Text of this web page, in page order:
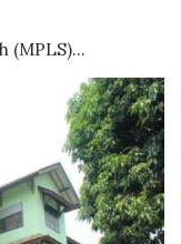
(MPLS)...